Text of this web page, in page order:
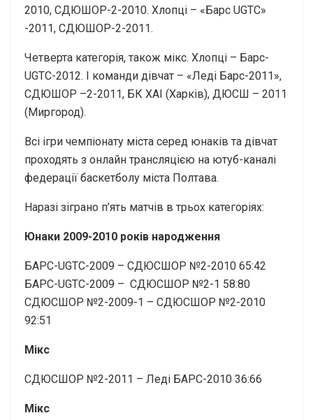
2010, СДЮШОР-2-2010. Хлопці – «Барс UGTC»
-2011, СДЮШОР-2-2011.
Четверта категорія, також мікс. Хлопці – Барс-
UGTC-2012. І команди дівчат – «Леді Барс-2011»,
СДЮШОР –2-2011, БК ХАІ (Харків), ДЮСШ – 2011
(Миргород).
Всі ігри чемпіонату міста серед юнаків та дівчат
проходять з онлайн трансляцією на ютуб-каналі
федерації баскетболу міста Полтава.
Наразі зіграно п’ять матчів в трьох категоріях:
Юнаки 2009-2010 років народження
БАРС-UGTC-2009 – СДЮСШОР №2-2010 65:42
БАРС-UGTC-2009 – СДЮСШОР №2-1 58:80
СДЮСШОР №2-2009-1 – СДЮСШОР №2-2010
92:51
Мікс
СДЮСШОР №2-2011 – Леді БАРС-2010 36:66
Мікс